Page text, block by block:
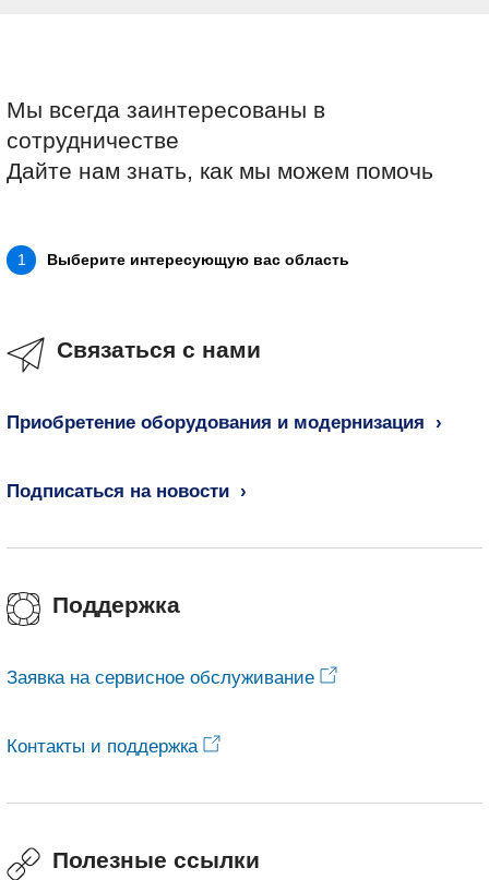
Мы всегда заинтересованы в
сотрудничестве
Дайте нам знать, как мы можем помочь
1 Выберите интересующую вас область
Связаться с нами
Приобретение оборудования и модернизация
Подписаться на новости
Поддержка
Заявка на сервисное обслуживание
Контакты и поддержка
Полезные ссылки